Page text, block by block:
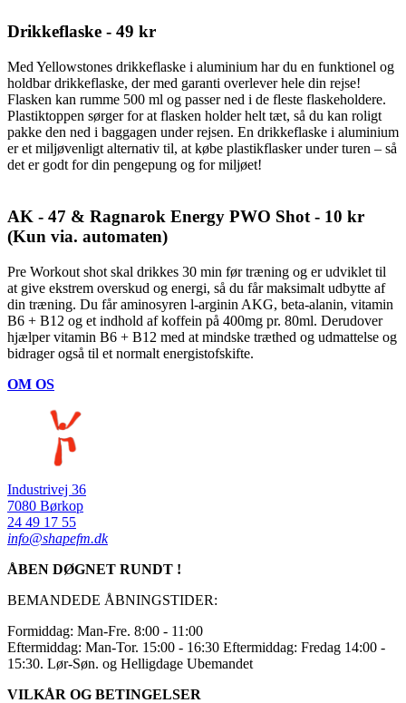
Drikkeflaske - 49 kr
Med Yellowstones drikkeflaske i aluminium har du en funktionel og
holdbar drikkeflaske, der med garanti overlever hele din rejse!
Flasken kan rumme 500 ml og passer ned i de fleste flaskeholdere.
Plastiktoppen sørger for at flasken holder helt tæt, så du kan roligt
pakke den ned i baggagen under rejsen. En drikkeflaske i aluminium
er et miljøvenligt alternativ til, at købe plastikflasker under turen – så
det er godt for din pengepung og for miljøet!
AK - 47 & Ragnarok Energy PWO Shot - 10 kr
(Kun via. automaten)
Pre Workout shot skal drikkes 30 min før træning og er udviklet til
at give ekstrem overskud og energi, så du får maksimalt udbytte af
din træning. Du får aminosyren l-arginin AKG, beta-alanin, vitamin
B6 + B12 og et indhold af koffein på 400mg pr. 80ml. Derudover
hjælper vitamin B6 + B12 med at mindske træthed og udmattelse og
bidrager også til et normalt energistofskifte.
OM OS
Industrivej 36
7080 Børkop
24 49 17 55
info@shapefm.dk
ÅBEN DØGNET RUNDT !
BEMANDEDE ÅBNINGSTIDER:
Formiddag: Man-Fre. 8:00 - 11:00
Eftermiddag: Man-Tor. 15:00 - 16:30 Eftermiddag: Fredag 14:00 -
15:30. Lør-Søn. og Helligdage Ubemandet
VILKÅR OG BETINGELSER